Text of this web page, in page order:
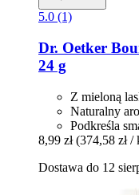
5.0 (1)
Dr. Oetker
24 g
Z mieloną
Naturalny
Podkreśla
8,99 zł (374,58 zł /
Dostawa do 12